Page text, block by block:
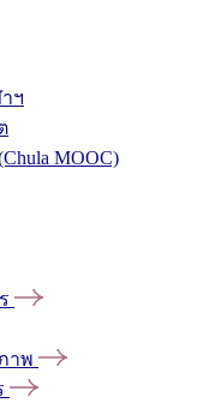
ฯ
MOOC)
าพ